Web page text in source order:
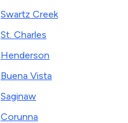
Swartz Creek
St. Charles
Henderson
Buena Vista
Saginaw
Corunna